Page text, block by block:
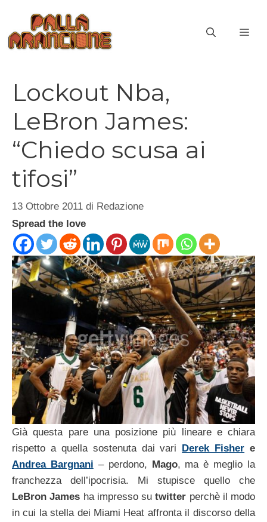
contenuto
Lockout Nba,
LeBron James:
“Chiedo scusa ai
tifosi”
13 Ottobre 2011 di Redazione
Spread the love
Già questa pare una posizione più lineare e chiara
rispetto a quella sostenuta dai vari Derek Fisher e
Andrea Bargnani – perdono, Mago, ma è meglio la
franchezza dell’ipocrisia. Mi stupisce quello che
LeBron James ha impresso sutwitter perchè il modo
in cui la stella dei Miami Heat affronta il discorso della